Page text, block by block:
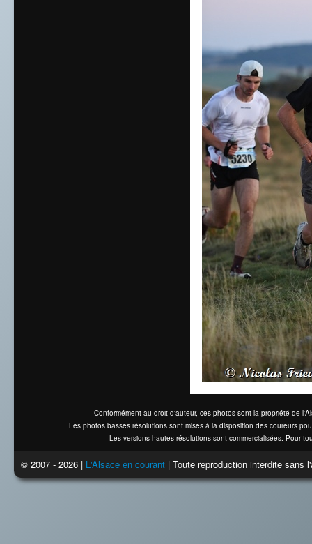
Conformément au droit d'auteur, ces photos sont la propriété de
Les photos basses résolutions sont mises à la disposition des coureurs
Les versions hautes résolutions sont commercialisées. Pour
© 2007 - 2026 | L'Alsace en courant | Toute reproduction interdite sans